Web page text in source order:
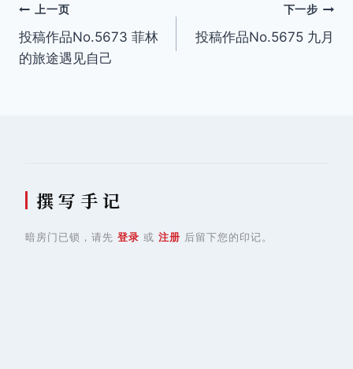
文
章
上一页
投稿作品No.5673 菲林
的旅途遇见自己
下一步
投稿作品No.5675 九月
撰 写 手 记
暗房门已锁，请先 登录 或 注册 后留下您的印记。